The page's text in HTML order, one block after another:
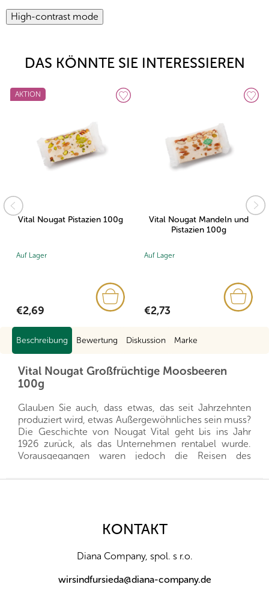
High-contrast mode
DAS KÖNNTE SIE INTERESSIEREN
AKTION
Vital Nougat Pistazien 100g
Auf Lager
€2,69
Vital Nougat Mandeln und
Pistazien 100g
Auf Lager
€2,73
Beschreibung Bewertung Diskussion Marke
Vital Nougat Großfrüchtige Moosbeeren
100g
Glauben Sie auch, dass etwas, das seit Jahrzehnten
produziert wird, etwas Außergewöhnliches sein muss?
Die Geschichte von Nougat Vital geht bis ins Jahr
1926 zurück, als das Unternehmen rentabel wurde.
Vorausgegangen waren jedoch die Reisen des
bereiste, um eine Vielzahl verschiedener
Generationen fortgesetzt, die dafür sorgten, dass der
exportiert wurde. Bis heute baut Vital auf den
ursprünglichen Rezepten auf und strebt gleichzeitig
nach Innovation in Bezug auf den Produktionsprozess
und neue Geschmacksrichtungen.
KONTAKT
Diana Company, spol. s r.o.
wirsindfursieda@diana-company.de